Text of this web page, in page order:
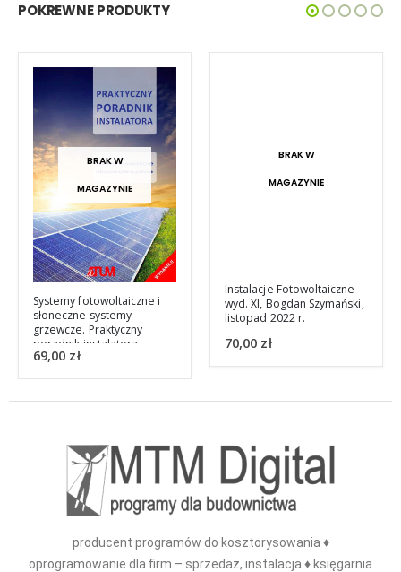
POKREWNE PRODUKTY
BRAK W
MAGAZYNIE
Systemy fotowoltaiczne i
słoneczne systemy
grzewcze. Praktyczny
poradnik instalatora
69,00 zł
BRAK W
MAGAZYNIE
Instalacje Fotowoltaiczne
wyd. XI, Bogdan Szymański,
listopad 2022 r.
70,00 zł
producent programów do kosztorysowania ♦
oprogramowanie dla firm – sprzedaż, instalacja ♦ księgarnia